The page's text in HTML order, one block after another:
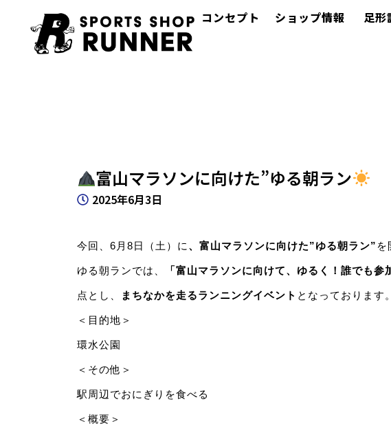
コンセプト ショップ情報 足
富山マラソンに向けた”ゆる朝ラン
2025年6月3日
今回、6月8日（土）に 、富山マラソンに向けた”ゆる朝ラン” を
ゆる朝ランでは、 「富山マラソンに向けて、ゆるく！誰でも参
点とし、 まちなかを走るランニングイベント となっております。
＜目的地＞
環水公園
＜その他＞
駅周辺でおにぎりを食べる
＜概要＞